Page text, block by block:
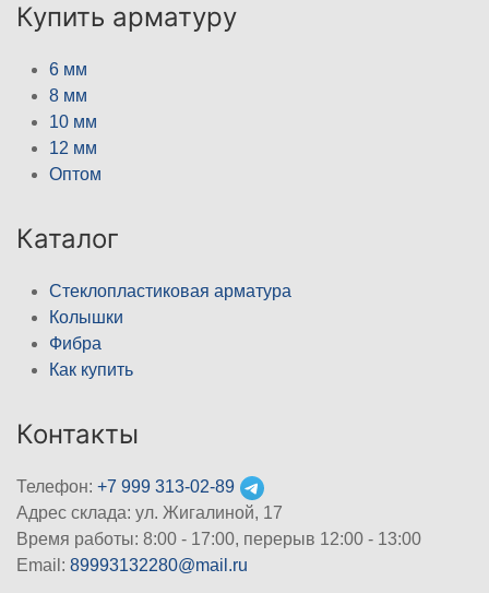
Купить арматуру
6 мм
8 мм
10 мм
12 мм
Оптом
Каталог
Стеклопластиковая арматура
Колышки
Фибра
Как купить
Контакты
Телефон: +7 999 313-02-89
Адрес склада: ул. Жигалиной, 17
Время работы: 8:00 - 17:00, перерыв 12:00 - 13:00
Email: 89993132280@mail.ru